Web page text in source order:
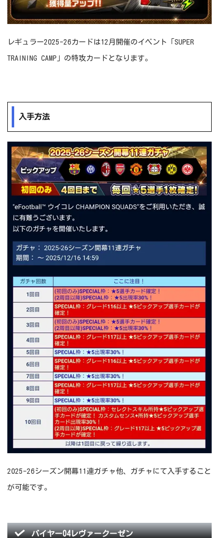
レギュラー2025-26カードは12月開催のイベント「SUPER
TRAINING CAMP」の特攻カードとなります。
入手方法
2025-26シーズン開幕11連ガチャ他、ガチャにて入手すること
が可能です。
バイヤー04レヴァークーゼン